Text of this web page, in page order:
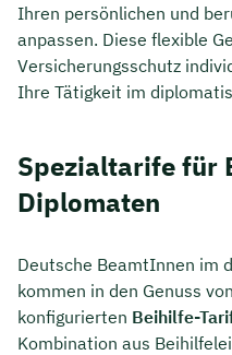
Ihren persönlichen und
anpassen. Diese flexible
Versicherungsschutz
Ihre Tätigkeit im
Spezialtarife für
Diplomaten
Deutsche BeamtInnen im
kommen in den Genuss
konfigurierten Beihilfe-
Kombination aus